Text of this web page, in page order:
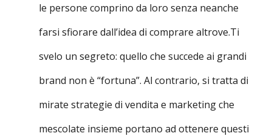
le persone comprino da loro senza neanche
farsi sfiorare dall’idea di comprare altrove.Ti
svelo un segreto: quello che succede ai grandi
brand non è “fortuna”. Al contrario, si tratta di
mirate strategie di vendita e marketing che
mescolate insieme portano ad ottenere questi